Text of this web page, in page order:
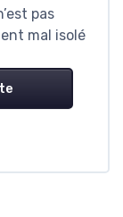
pas
mal isolé